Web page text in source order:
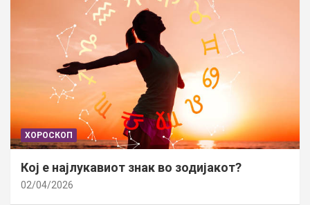
ХОРОСКОП
Кој е најлукавиот знак во зодијакот?
02/04/2026